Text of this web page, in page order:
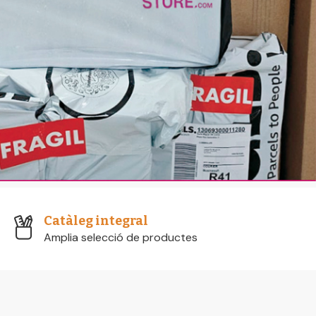
Catàleg integral
Amplia selecció de productes